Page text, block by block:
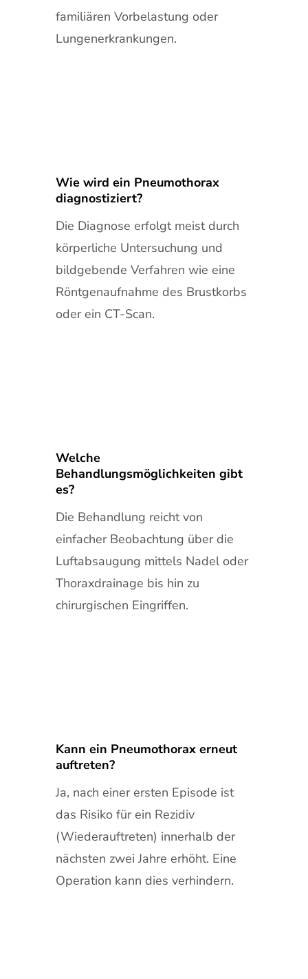
familiären Vorbelastung oder
Lungenerkrankungen.
Wie wird ein Pneumothorax
diagnostiziert?
Die Diagnose erfolgt meist durch
körperliche Untersuchung und
bildgebende Verfahren wie eine
Röntgenaufnahme des Brustkorbs
oder ein CT-Scan.
Welche
Behandlungsmöglichkeiten gibt
es?
Die Behandlung reicht von
einfacher Beobachtung über die
Luftabsaugung mittels Nadel oder
Thoraxdrainage bis hin zu
chirurgischen Eingriffen.
Kann ein Pneumothorax erneut
auftreten?
Ja, nach einer ersten Episode ist
das Risiko für ein Rezidiv
(Wiederauftreten) innerhalb der
nächsten zwei Jahre erhöht. Eine
Operation kann dies verhindern.